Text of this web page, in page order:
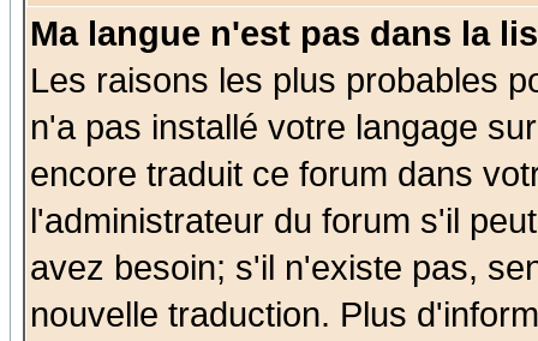
Ma langue n'est pas dans la
Les raisons les plus probables
n'a pas installé votre langage
encore traduit ce forum dans
l'administrateur du forum s'il
avez besoin; s'il n'existe pas,
nouvelle traduction. Plus